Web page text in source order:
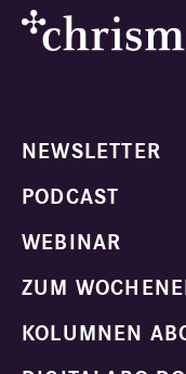
NEWSLETTER
PODCAST
WEBINAR
ZUM
KOLUMNEN